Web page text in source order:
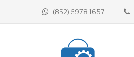
(852) 5978 1657